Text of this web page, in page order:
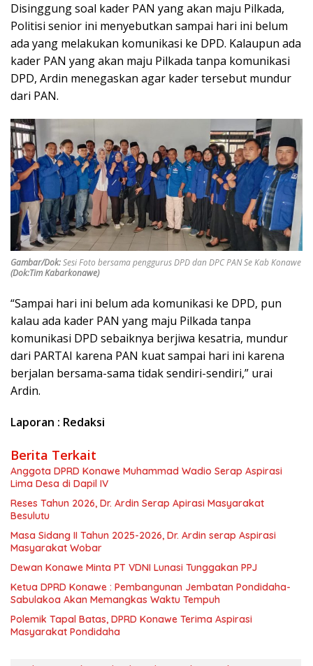
Disinggung soal kader PAN yang akan maju Pilkada,
Politisi senior ini menyebutkan sampai hari ini belum
ada yang melakukan komunikasi ke DPD. Kalaupun ada
kader PAN yang akan maju Pilkada tanpa komunikasi
DPD, Ardin menegaskan agar kader tersebut mundur
dari PAN.
Gambar/Dok:Sesi Foto bersama penggurus DPD dan DPC PAN Se Kab Konawe
(Dok:Tim Kabarkonawe)
“Sampai hari ini belum ada komunikasi ke DPD, pun
kalau ada kader PAN yang maju Pilkada tanpa
komunikasi DPD sebaiknya berjiwa kesatria, mundur
dari PARTAI karena PAN kuat sampai hari ini karena
berjalan bersama-sama tidak sendiri-sendiri,” urai
Ardin.
Laporan : Redaksi
Berita Terkait
Anggota DPRD Konawe Muhammad Wadio Serap Aspirasi
Lima Desa di Dapil IV
Reses Tahun 2026, Dr. Ardin Serap Apirasi Masyarakat
Besulutu
Masa Sidang II Tahun 2025-2026, Dr. Ardin serap Aspirasi
Masyarakat Wobar
Dewan Konawe Minta PT VDNI Lunasi Tunggakan PPJ
Ketua DPRD Konawe : Pembangunan Jembatan Pondidaha-
Sabulakoa Akan Memangkas Waktu Tempuh
Polemik Tapal Batas, DPRD Konawe Terima Aspirasi
Masyarakat Pondidaha